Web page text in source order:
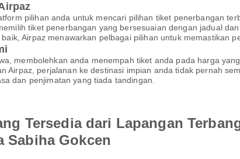
pilihan anda untuk mencari pilihan tiket penerbangan
tiket penerbangan yang bersesuaian dengan jadual
Airpaz menawarkan pelbagai pilihan untuk memastikan
membolehkan anda menempah tiket anda pada harga
Airpaz, perjalanan ke destinasi impian anda tidak pernah
dan penjimatan yang tiada tandingan.
Tersedia dari Lapangan
Sabiha Gokcen